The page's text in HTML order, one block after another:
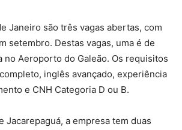
Janeiro são três vagas abertas, com
setembro. Destas vagas, uma é de
no Aeroporto do Galeão. Os requisitos
inglês avançado, experiência
e CNH Categoria D ou B.
Jacarepaguá, a empresa tem duas